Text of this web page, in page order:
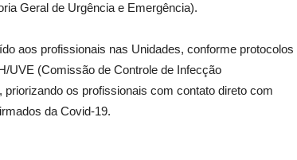
Geral de Urgência e Emergência).
aos profissionais nas Unidades, conforme protocolos
UVE (Comissão de Controle de Infecção
os profissionais com contato direto com
da Covid-19.